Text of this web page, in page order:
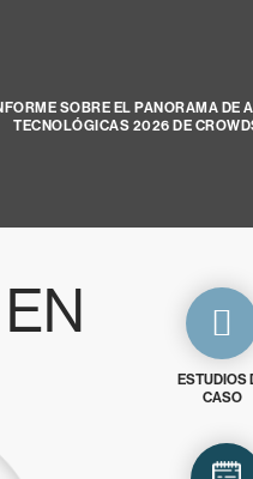
SOBRE EL PANORAMA DE
TECNOLÓGICAS 2026 DE
ESTUDIOS
CASO